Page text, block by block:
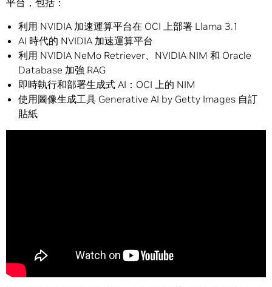
平台，包括：
利用 NVIDIA 加速運算平台在 OCI 上部署 Llama 3.1
AI 時代的 NVIDIA 加速運算平台
利用 NVIDIA NeMo Retriever、NVIDIA NIM 和 Oracle
Database 加強 RAG
即時執行和部署生成式 AI：OCI 上的 NIM
使用圖像生成工具 Generative AI by Getty Images 自訂
貼紙